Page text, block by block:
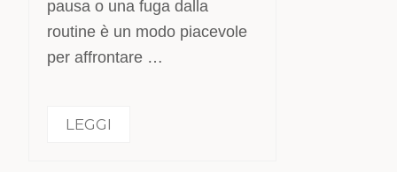
pausa o una fuga dalla
routine è un modo piacevole
per affrontare …
LEGGI